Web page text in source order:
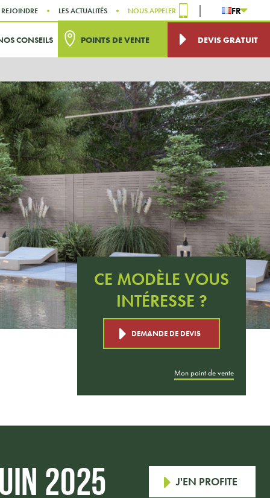
LES ACTUALITÉS NOUS APPELER FR
CONSEILS POINTS DE VENTE DEVIS GRATUIT
CE MODÈLE VOUS
INTÉRESSE ?
DEMANDE DE DEVIS
Mon point de vente
2025 J'EN PROFITE